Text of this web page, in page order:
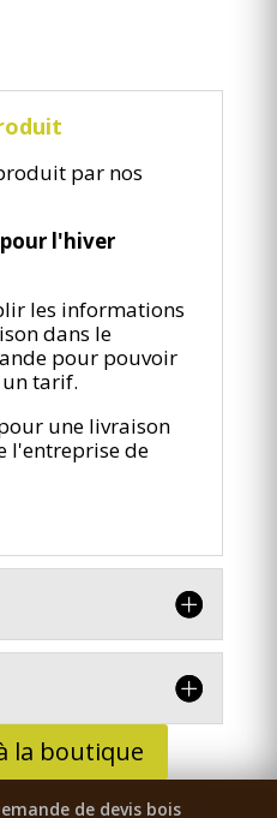
par nos
pour l'hiver
les informations
dans le
pour pouvoir
tarif.
une livraison
l'entreprise de
la boutique
de devis bois